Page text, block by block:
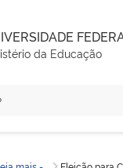
da Educação